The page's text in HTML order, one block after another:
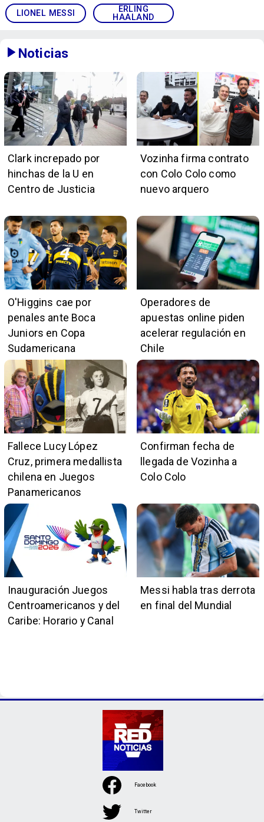
LIONEL MESSI
ERLING
HAALAND
Noticias
Clark increpado por
hinchas de la U en
Centro de Justicia
Vozinha firma contrato
con Colo Colo como
nuevo arquero
O'Higgins cae por
penales ante Boca
Juniors en Copa
Sudamericana
Operadores de
apuestas online piden
acelerar regulación en
Chile
Fallece Lucy López
Cruz, primera medallista
chilena en Juegos
Panamericanos
Confirman fecha de
llegada de Vozinha a
Colo Colo
Inauguración Juegos
Centroamericanos y del
Caribe: Horario y Canal
Messi habla tras derrota
en final del Mundial
Facebook
Twitter